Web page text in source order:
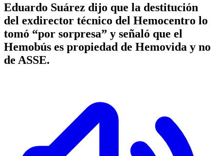
Eduardo Suárez dijo que la destitución
del exdirector técnico del Hemocentro lo
tomó “por sorpresa” y señaló que el
Hemobús es propiedad de Hemovida y no
de ASSE.